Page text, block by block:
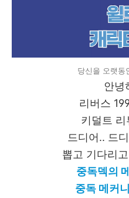
당신을 오랫동
안녕
리버스
키덜트
드디어.. 드
뽑고 기다리
중독덱의
중독 메커